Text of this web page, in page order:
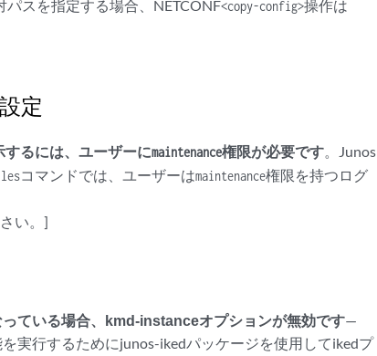
スを指定する場合、NETCONF<copy-config>操作は
定
するには、ユーザーにmaintenance権限が必要です。Junos
コマンドでは、ユーザーはmaintenance権限を持つログ
い。]
ている場合、kmd-instanceオプションが無効です—
を実行するためにjunos-ikedパッケージを使用してikedプ